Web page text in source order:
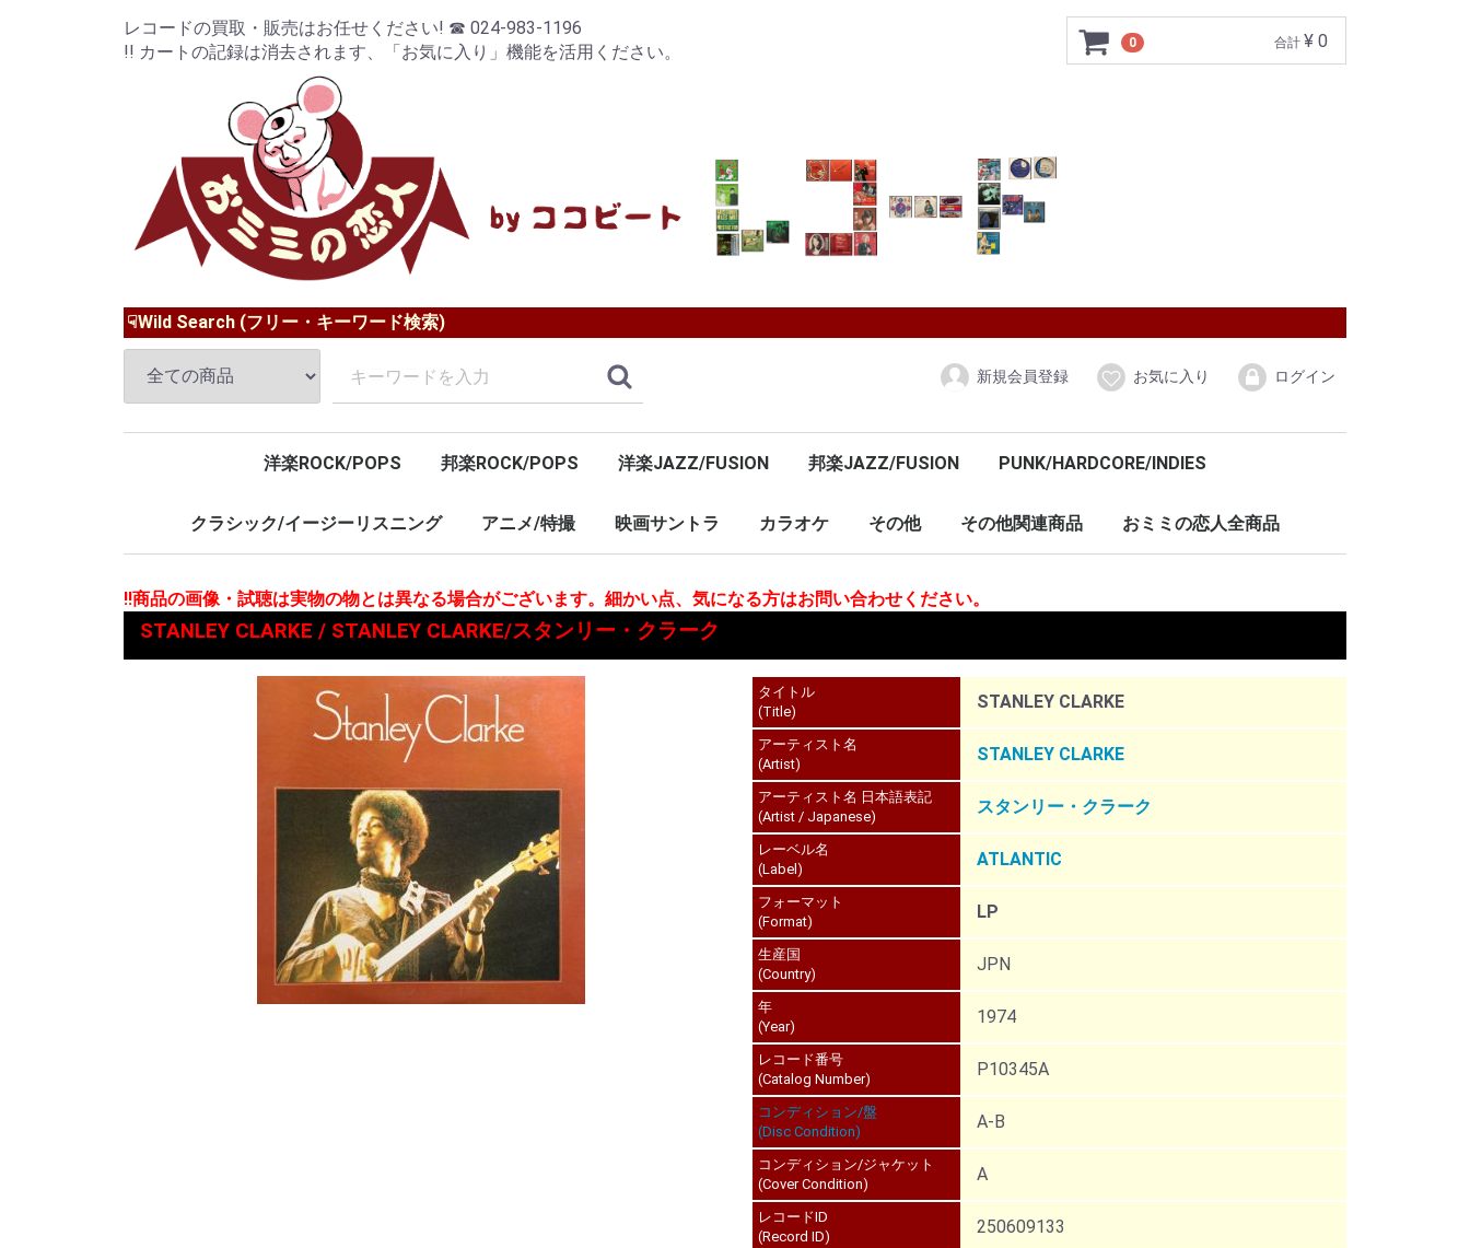
レコードの買取・販売はお任せください! ☎ 024-983-1196
!! カートの記録は消去されます、「お気に入り」機能を活用ください。
0 合計 ¥ 0
☟Wild Search (フリー・キーワード検索)
新規会員登録 お気に入り ログイン
洋楽ROCK/POPS
LP/12inch/10inch
7inch
邦楽ROCK/POPS
LP/12inch/10inch
7inch
洋楽JAZZ/FUSION
LP/12inch/10inch
7inch
邦楽JAZZ/FUSION
LP/12inch/10inch
7inch
PUNK/HARDCORE/INDIES
LP/12inch/10inch
7inch
クラシック/イージーリスニング アニメ/特撮 映画サントラ カラオケ その他 その他関連商品 おミミの恋人全商品
!!商品の画像・試聴は実物の物とは異なる場合がございます。細かい点、気になる方はお問い合わせください。
STANLEY CLARKE / STANLEY CLARKE/スタンリー・クラーク
タイトル
(Title)
STANLEY CLARKE
アーティスト名
(Artist)
STANLEY CLARKE
アーティスト名 日本語表記
(Artist / Japanese)
スタンリー・クラーク
レーベル名
(Label)
ATLANTIC
フォーマット
(Format)
LP
生産国
(Country)
JPN
年
(Year)
1974
レコード番号
(Catalog Number)
P10345A
コンディション/盤
(Disc Condition)
A-B
コンディション/ジャケット
(Cover Condition)
A
レコードID
(Record ID)
250609133